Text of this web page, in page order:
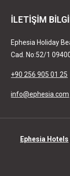
İLETİŞİM
Ephesia Holiday
Cad. No:52/1
+90 256 905 01 25
info@ephesia.com
Ephesia Hotels